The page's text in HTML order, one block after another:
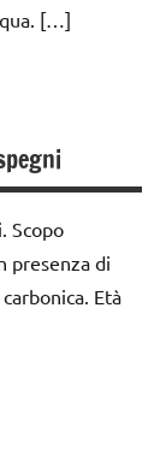
[…]
Scopo
presenza di
Età